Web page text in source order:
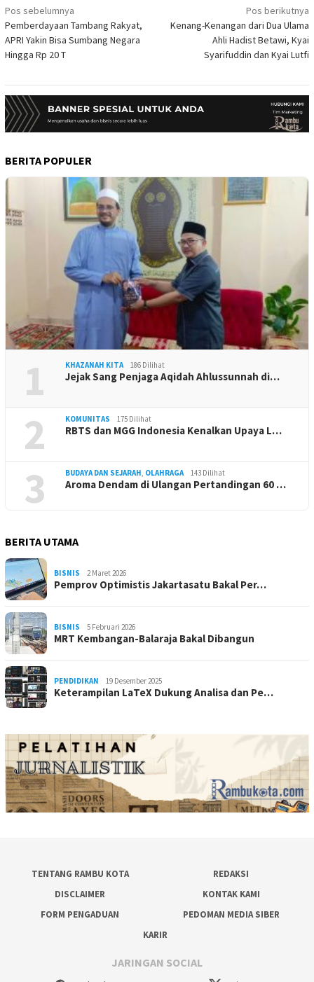
Navigasi
pos
Pos sebelumnya
Pemberdayaan Tambang Rakyat,
APRI Yakin Bisa Sumbang Negara
Hingga Rp 20 T
Pos berikutnya
Kenang-Kenangan dari Dua Ulama
Ahli Hadist Betawi, Kyai
Syarifuddin dan Kyai Lutfi
BERITA POPULER
1 KHAZANAH KITA 186 Dilihat
Jejak Sang Penjaga Aqidah Ahlussunnah di…
2 KOMUNITAS 175 Dilihat
RBTS dan MGG Indonesia Kenalkan Upaya L…
3 BUDAYA DAN SEJARAH, OLAHRAGA 143 Dilihat
Aroma Dendam di Ulangan Pertandingan 60 …
BERITA UTAMA
BISNIS 2 Maret 2026
Pemprov Optimistis Jakartasatu Bakal Per…
BISNIS 5 Februari 2026
MRT Kembangan-Balaraja Bakal Dibangun
PENDIDIKAN 19 Desember 2025
Keterampilan LaTeX Dukung Analisa dan Pe…
TENTANG RAMBU KOTA
REDAKSI
DISCLAIMER
KONTAK KAMI
FORM PENGADUAN
PEDOMAN MEDIA SIBER
KARIR
JARINGAN SOCIAL